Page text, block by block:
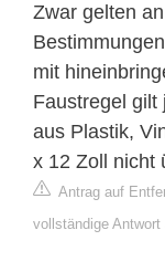
Zwar gelten
mit
Faustregel gilt
aus Plastik,
x 12 Zoll nicht
Antrag auf
vollständige